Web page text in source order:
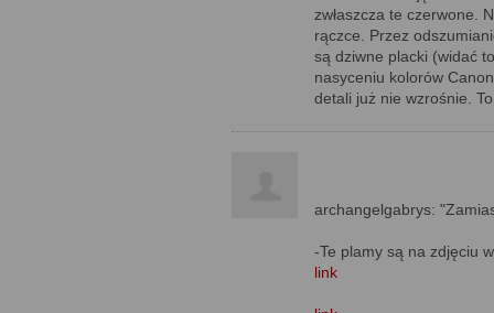
zwłaszcza te czerwone.
rączce. Przez
są dziwne placki (widać
nasyceniu kolorów
detali już nie wzrośnie.
archangelgabrys:
-Te plamy są na zdjęciu
link